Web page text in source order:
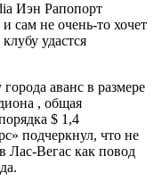
Иэн Рапопорт
сам не очень-то хочет
удастся
аванс в размере
, общая
$ 1,4
подчеркнул, что не
Лас-Вегас как повод